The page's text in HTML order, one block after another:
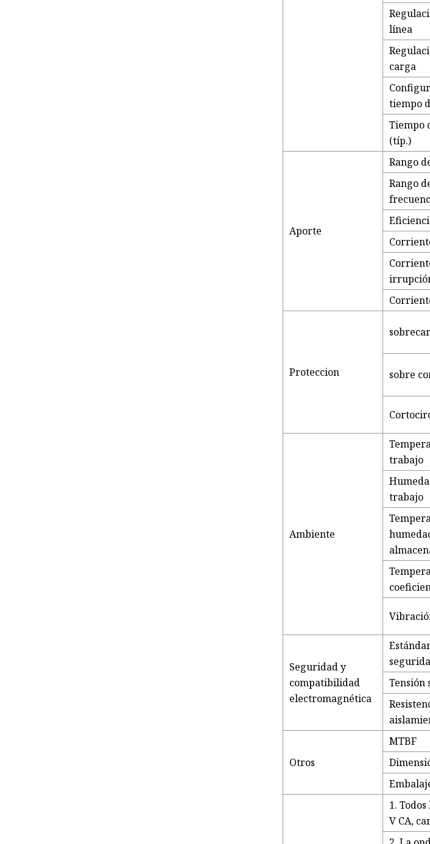
línea
carga
tiempo
Tiempo
(típ.)
Aporte
Rango
Rango
Proteccion sobre
Ambiente
trabajo
trabajo
Seguridad y
compatibilidad
electromagnética
Tensión
Otros
MTBF
1.
V CA,